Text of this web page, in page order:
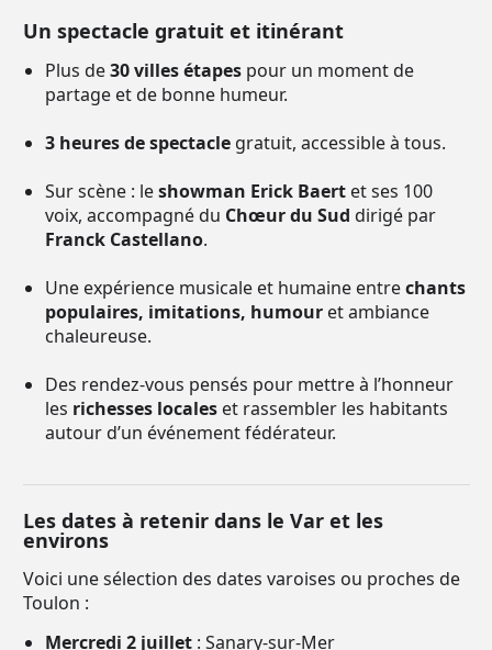
Un spectacle gratuit et itinérant
Plus de30 villes étapes pour un moment de
partage et de bonne humeur.
3 heures de spectacle gratuit, accessible à tous.
Sur scène : leshowman Erick Baert et ses 100
voix, accompagné du Chœur du Sud dirigé par
Franck Castellano.
Une expérience musicale et humaine entrechants
populaires, imitations, humour et ambiance
chaleureuse.
Des rendez-vous pensés pour mettre à l’honneur
les richesses locales et rassembler les habitants
autour d’un événement fédérateur.
Les dates à retenir dans le Var et les
environs
Voici une sélection des dates varoises ou proches de
Toulon :
Mercredi 2 juillet : Sanary-sur-Mer